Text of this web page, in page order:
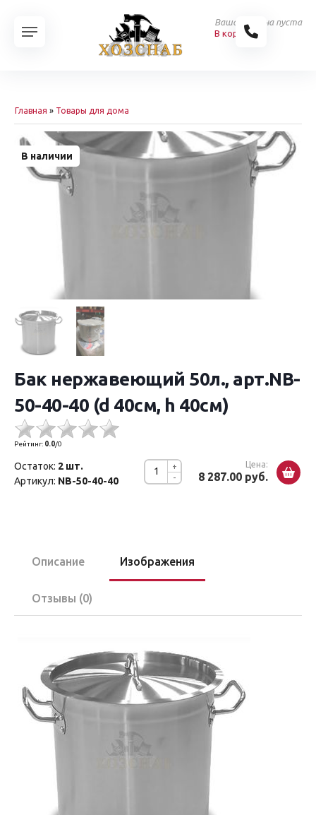
Ваша корзина пуста
В корзину
Главная » Товары для дома
В наличии
Бак нержавеющий 50л., арт.NB-
50-40-40 (d 40см, h 40см)
Рейтинг: 0.0/0
-
+ Цена:
8 287.00 руб.
Остаток: 2 шт.
Артикул: NB-50-40-40
Описание Изображения
Отзывы (0)